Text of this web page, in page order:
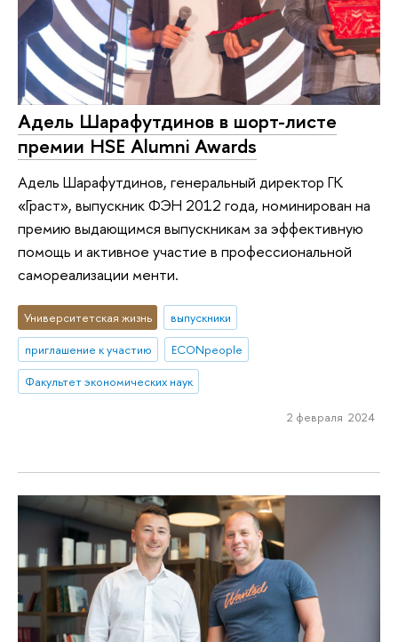
Адель Шарафутдинов в шорт-листе
премии HSE Alumni Awards
Адель Шарафутдинов, генеральный директор ГК
«Граст», выпускник ФЭН 2012 года, номинирован на
премию выдающимся выпускникам за эффективную
помощь и активное участие в профессиональной
самореализации менти.
Университетская жизнь
выпускники
приглашение к участию
ECONpeople
Факультет экономических наук
2 февраля 2024